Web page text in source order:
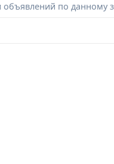
по данному